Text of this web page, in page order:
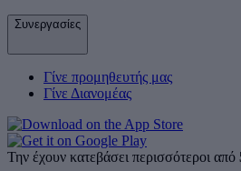
Συνεργασίες
Γίνε προμηθευτής μας
Γίνε Διανομέας
Την έχουν κατεβάσει περισσότεροι από